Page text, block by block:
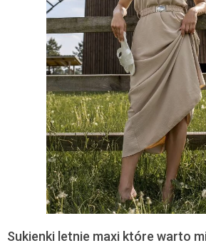
Sukienki letnie maxi które warto